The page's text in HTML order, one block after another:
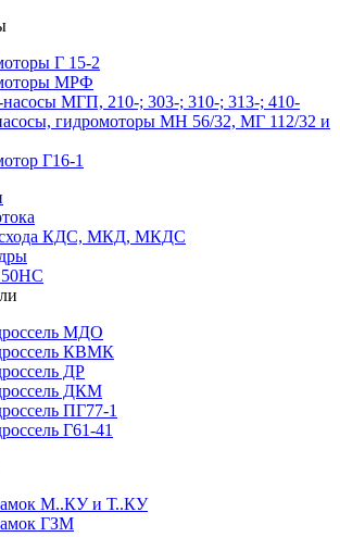
Г 15-2
МРФ
МГП, 210-; 303-; 310-; 313-; 410-
гидромоторы МН 56/32, МГ 112/32 и
Г16-1
КДС, МКД, МКДС
50НС
МДО
КВМК
ДР
ДКМ
ПГ77-1
Г61-41
М..КУ и Т..КУ
ГЗМ